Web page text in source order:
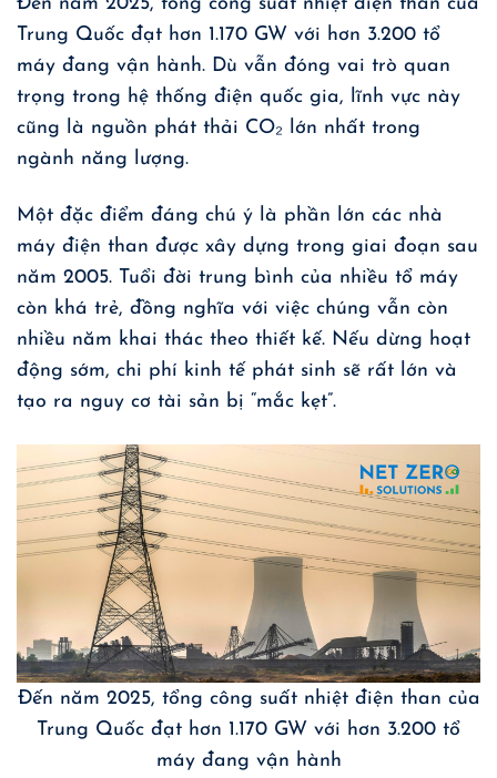
Đến năm 2025, tổng công suất nhiệt điện than của
Trung Quốc đạt hơn 1.170 GW với hơn 3.200 tổ
máy đang vận hành. Dù vẫn đóng vai trò quan
trọng trong hệ thống điện quốc gia, lĩnh vực này
cũng là nguồn phát thải CO₂ lớn nhất trong
ngành năng lượng.
Một đặc điểm đáng chú ý là phần lớn các nhà
máy điện than được xây dựng trong giai đoạn sau
năm 2005. Tuổi đời trung bình của nhiều tổ máy
còn khá trẻ, đồng nghĩa với việc chúng vẫn còn
nhiều năm khai thác theo thiết kế. Nếu dừng hoạt
động sớm, chi phí kinh tế phát sinh sẽ rất lớn và
tạo ra nguy cơ tài sản bị “mắc kẹt”.
Đến năm 2025, tổng công suất nhiệt điện than của
Trung Quốc đạt hơn 1.170 GW với hơn 3.200 tổ
máy đang vận hành